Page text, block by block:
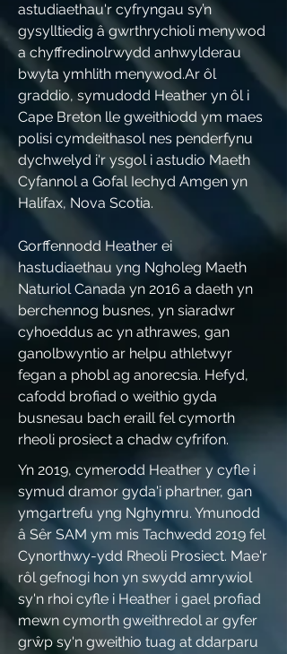
astudiaethau'r cyfryngau sy’n
gysylltiedig â gwrthrychioli menywod
a chyffredinolrwydd anhwylderau
bwyta ymhlith menywod.Ar ôl
graddio, symudodd Heather yn ôl i
Cape Breton lle gweithiodd ym maes
polisi cymdeithasol nes penderfynu
dychwelyd i'r ysgol i astudio Maeth
Cyfannol a Gofal Iechyd Amgen yn
Halifax, Nova Scotia.
Gorffennodd Heather ei
hastudiaethau yng Ngholeg Maeth
Naturiol Canada yn 2016 a daeth yn
berchennog busnes, yn siaradwr
cyhoeddus ac yn athrawes, gan
ganolbwyntio ar helpu athletwyr
fegan a phobl ag anorecsia. Hefyd,
cafodd brofiad o weithio gyda
busnesau bach eraill fel cymorth
rheoli prosiect a chadw cyfrifon.
Yn 2019, cymerodd Heather y cyfle i
symud dramor gyda'i phartner, gan
ymgartrefu yng Nghymru. Ymunodd
â Sêr SAM ym mis Tachwedd 2019 fel
Cynorthwy-ydd Rheoli Prosiect. Mae'r
rôl gefnogi hon yn swydd amrywiol
sy'n rhoi cyfle i Heather i gael profiad
mewn cymorth gweithredol ar gyfer
grŵp sy'n gweithio tuag at ddarparu